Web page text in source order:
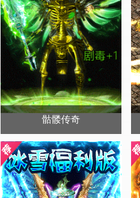
骷髅传奇
送500首冲 开始游戏